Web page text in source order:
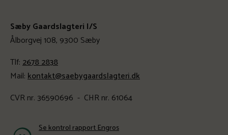
Sæby Gaardslagteri I/S
Ålborgvej 108, 9300 Sæby
Tlf:2678 2838
Mail:kontakt@saebygaardslagteri.dk
CVR nr. 36590696 - CHR nr. 61064
Se kontrol rapport Engros